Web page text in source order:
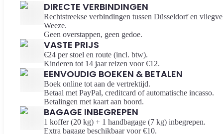
DIRECTE VERBINDINGEN
Rechtstreekse verbindingen tussen Düsseldorf en
Weeze.
Geen overstappen, geen gedoe.
VASTE PRIJS
€24 per stoel en route (incl. btw).
Kinderen tot 14 jaar reizen voor €12.
EENVOUDIG BOEKEN & BETALEN
Boek online tot aan de vertrektijd.
Betaal met PayPal, creditcard of automatische incasso.
Betalingen met kaart aan boord.
BAGAGE INBEGREPEN
1 koffer (20 kg) + 1 handbagage (7 kg) inbegrepen.
Extra bagage beschikbaar voor €10.